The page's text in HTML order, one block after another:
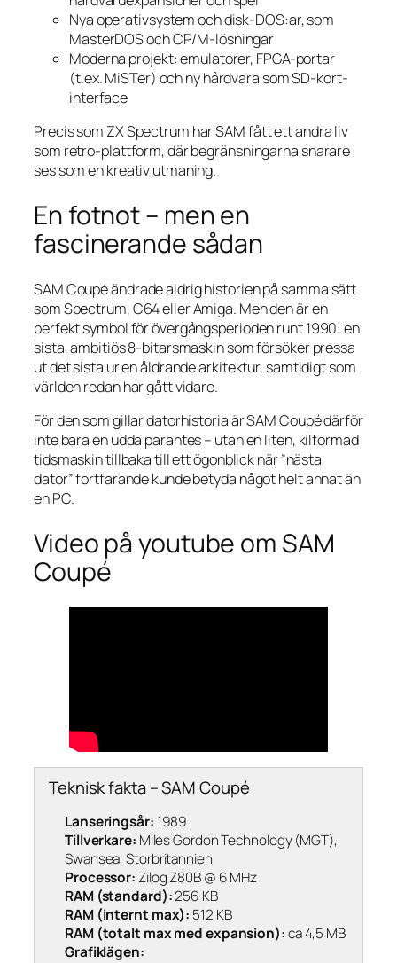
Nya operativsystem och disk-DOS:ar, som
MasterDOS och CP/M-lösningar
Moderna projekt: emulatorer, FPGA-portar
(t.ex. MiSTer) och ny hårdvara som SD-kort-
interface
Precis som ZX Spectrum har SAM fått ett andra liv
som retro-plattform, där begränsningarna snarare
ses som en kreativ utmaning.
En fotnot – men en
fascinerande sådan
SAM Coupé ändrade aldrig historien på samma sätt
som Spectrum, C64 eller Amiga. Men den är en
perfekt symbol för övergångsperioden runt 1990: en
sista, ambitiös 8-bitarsmaskin som försöker pressa
ut det sista ur en åldrande arkitektur, samtidigt som
världen redan har gått vidare.
För den som gillar datorhistoria är SAM Coupé därför
inte bara en udda parantes – utan en liten, kilformad
tidsmaskin tillbaka till ett ögonblick när ”nästa
dator” fortfarande kunde betyda något helt annat än
en PC.
Video på youtube om SAM
Coupé
Teknisk fakta – SAM Coupé
Lanseringsår: 1989
Tillverkare: Miles Gordon Technology (MGT),
Swansea, Storbritannien
Processor:Zilog Z80B @ 6 MHz
RAM (standard):256 KB
RAM (internt max): 512 KB
RAM (totalt max med expansion):ca 4,5 MB
Grafiklägen: